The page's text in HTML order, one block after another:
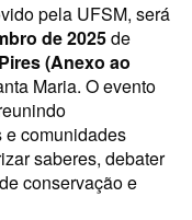
pela UFSM, será
de 2025de
(Anexo ao
Maria. O evento
e comunidades
saberes, debater
conservação e